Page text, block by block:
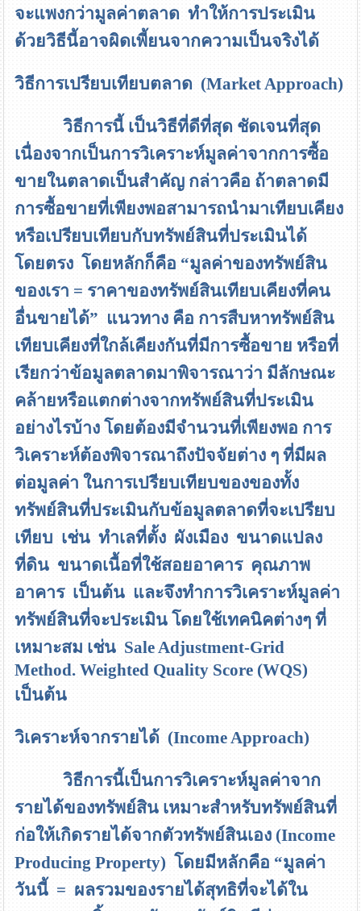
จะแพงกว่ามูลค่าตลาด ทำให้การประเมิน
ด้วยวิธีนี้อาจผิดเพี้ยนจากความเป็นจริงได้
วิธีการเปรียบเทียบตลาด (Market Approach)
วิธีการนี้ เป็นวิธีที่ดีที่สุด ชัดเจนที่สุด
เนื่องจากเป็นการวิเคราะห์มูลค่าจากการซื้อ
ขายในตลาดเป็นสำคัญ กล่าวคือ ถ้าตลาดมี
การซื้อขายที่เพียงพอสามารถนำมาเทียบเคียง
หรือเปรียบเทียบกับทรัพย์สินที่ประเมินได้
โดยตรง โดยหลักก็คือ “มูลค่าของทรัพย์สิน
ของเรา = ราคาของทรัพย์สินเทียบเคียงที่คน
อื่นขายได้” แนวทาง คือ การสืบหาทรัพย์สิน
เทียบเคียงที่ใกล้เคียงกันที่มีการซื้อขาย หรือที่
เรียกว่าข้อมูลตลาดมาพิจารณาว่า มีลักษณะ
คล้ายหรือแตกต่างจากทรัพย์สินที่ประเมิน
อย่างไรบ้าง โดยต้องมีจำนวนที่เพียงพอ การ
วิเคราะห์ต้องพิจารณาถึงปัจจัยต่าง ๆ ที่มีผล
ต่อมูลค่า ในการเปรียบเทียบของของทั้ง
ทรัพย์สินที่ประเมินกับข้อมูลตลาดที่จะเปรียบ
เทียบ เช่น ทำเลที่ตั้ง ผังเมือง ขนาดแปลง
ที่ดิน ขนาดเนื้อที่ใช้สอยอาคาร คุณภาพ
อาคาร เป็นต้น และจึงทำการวิเคราะห์มูลค่า
ทรัพย์สินที่จะประเมิน โดยใช้เทคนิคต่างๆ ที่
เหมาะสม เช่น Sale Adjustment-Grid
Method. Weighted Quality Score (WQS)
เป็นต้น
วิเคราะห์จากรายได้ (Income Approach)
วิธีการนี้เป็นการวิเคราะห์มูลค่าจาก
รายได้ของทรัพย์สิน เหมาะสำหรับทรัพย์สินที่
ก่อให้เกิดรายได้จากตัวทรัพย์สินเอง (Income
Producing Property)โดยมีหลักคือ “มูลค่า
วันนี้ = ผลรวมของรายได้สุทธิที่จะได้ใน